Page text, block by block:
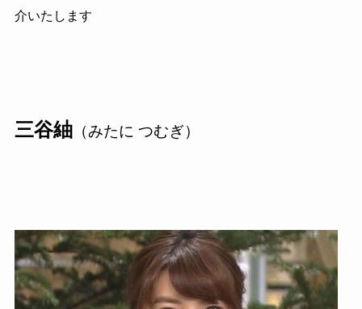
介いたします
三谷紬（みたに つむぎ）